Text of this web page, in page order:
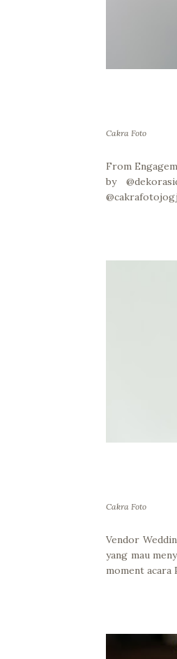
Cakra Foto
From
by
Cakra Foto
Vendor
yang mau
moment acara